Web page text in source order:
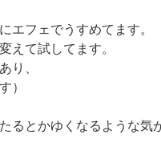
エフェでうすめてます。
えて試してます。
り、
）
るとかゆくなるような気